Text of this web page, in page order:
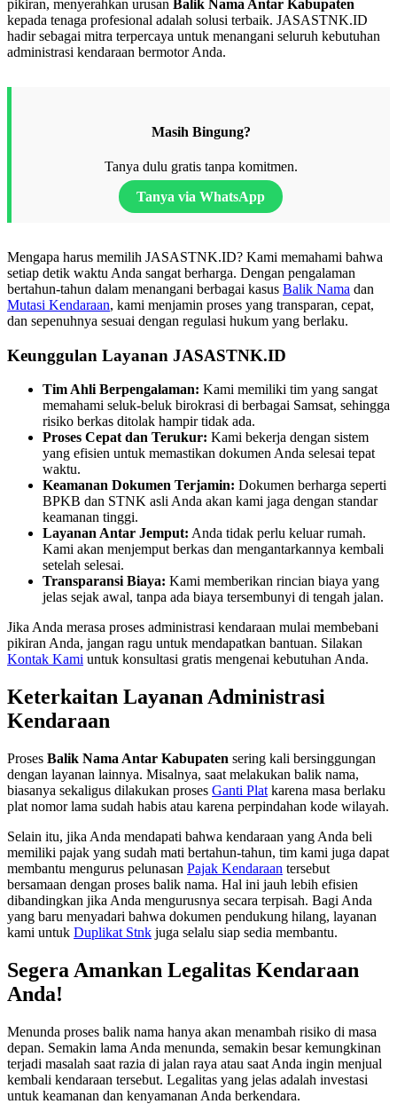
pikiran, menyerahkan urusan Balik Nama Antar Kabupaten
kepada tenaga profesional adalah solusi terbaik. JASASTNK.ID
hadir sebagai mitra terpercaya untuk menangani seluruh kebutuhan
administrasi kendaraan bermotor Anda.
Masih Bingung?
Tanya dulu gratis tanpa komitmen.
Tanya via WhatsApp
Mengapa harus memilih JASASTNK.ID? Kami memahami bahwa
setiap detik waktu Anda sangat berharga. Dengan pengalaman
bertahun-tahun dalam menangani berbagai kasus Balik Nama dan
Mutasi Kendaraan, kami menjamin proses yang transparan, cepat,
dan sepenuhnya sesuai dengan regulasi hukum yang berlaku.
Keunggulan Layanan JASASTNK.ID
Tim Ahli Berpengalaman: Kami memiliki tim yang sangat
memahami seluk-beluk birokrasi di berbagai Samsat, sehingga
risiko berkas ditolak hampir tidak ada.
Proses Cepat dan Terukur: Kami bekerja dengan sistem
yang efisien untuk memastikan dokumen Anda selesai tepat
waktu.
Keamanan Dokumen Terjamin: Dokumen berharga seperti
BPKB dan STNK asli Anda akan kami jaga dengan standar
keamanan tinggi.
Layanan Antar Jemput: Anda tidak perlu keluar rumah.
Kami akan menjemput berkas dan mengantarkannya kembali
setelah selesai.
Transparansi Biaya: Kami memberikan rincian biaya yang
jelas sejak awal, tanpa ada biaya tersembunyi di tengah jalan.
Jika Anda merasa proses administrasi kendaraan mulai membebani
pikiran Anda, jangan ragu untuk mendapatkan bantuan. Silakan
Kontak Kami untuk konsultasi gratis mengenai kebutuhan Anda.
Keterkaitan Layanan Administrasi
Kendaraan
Proses Balik Nama Antar Kabupaten sering kali bersinggungan
dengan layanan lainnya. Misalnya, saat melakukan balik nama,
biasanya sekaligus dilakukan proses Ganti Plat karena masa berlaku
plat nomor lama sudah habis atau karena perpindahan kode wilayah.
Selain itu, jika Anda mendapati bahwa kendaraan yang Anda beli
memiliki pajak yang sudah mati bertahun-tahun, tim kami juga dapat
membantu mengurus pelunasan Pajak Kendaraan tersebut
bersamaan dengan proses balik nama. Hal ini jauh lebih efisien
dibandingkan jika Anda mengurusnya secara terpisah. Bagi Anda
yang baru menyadari bahwa dokumen pendukung hilang, layanan
kami untuk Duplikat Stnk juga selalu siap sedia membantu.
Segera Amankan Legalitas Kendaraan
Anda!
Menunda proses balik nama hanya akan menambah risiko di masa
depan. Semakin lama Anda menunda, semakin besar kemungkinan
terjadi masalah saat razia di jalan raya atau saat Anda ingin menjual
kembali kendaraan tersebut. Legalitas yang jelas adalah investasi
untuk keamanan dan kenyamanan Anda berkendara.